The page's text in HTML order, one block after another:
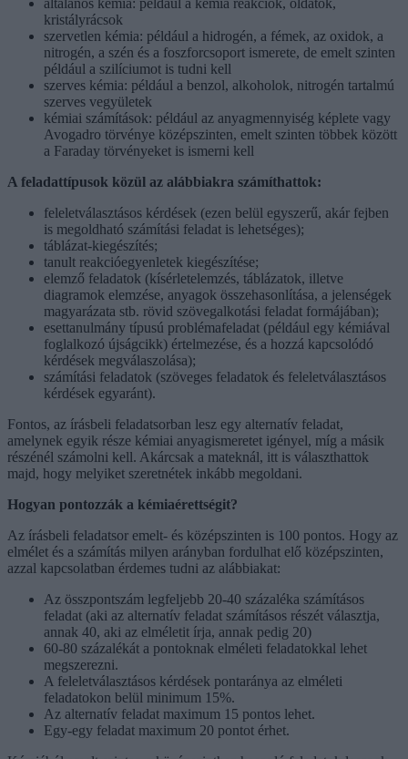
kristályrácsok
szervetlen kémia: például a hidrogén, a fémek, az oxidok, a
nitrogén, a szén és a foszforcsoport ismerete, de emelt szinten
például a szilíciumot is tudni kell
szerves kémia: például a benzol, alkoholok, nitrogén tartalmú
szerves vegyületek
kémiai számítások: például az anyagmennyiség képlete vagy
Avogadro törvénye középszinten, emelt szinten többek között
a Faraday törvényeket is ismerni kell
A feladattípusok közül az alábbiakra számíthattok:
feleletválasztásos kérdések (ezen belül egyszerű, akár fejben
is megoldható számítási feladat is lehetséges);
táblázat-kiegészítés;
tanult reakcióegyenletek kiegészítése;
elemző feladatok (kísérletelemzés, táblázatok, illetve
diagramok elemzése, anyagok összehasonlítása, a jelenségek
magyarázata stb. rövid szövegalkotási feladat formájában);
esettanulmány típusú problémafeladat (például egy kémiával
foglalkozó újságcikk) értelmezése, és a hozzá kapcsolódó
kérdések megválaszolása);
számítási feladatok (szöveges feladatok és feleletválasztásos
kérdések egyaránt).
Fontos, az írásbeli feladatsorban lesz egy alternatív feladat,
amelynek egyik része kémiai anyagismeretet igényel, míg a másik
részénél számolni kell. Akárcsak a mateknál, itt is választhattok
majd, hogy melyiket szeretnétek inkább megoldani.
Hogyan pontozzák a kémiaérettségit?
Az írásbeli feladatsor emelt- és középszinten is 100 pontos. Hogy az
elmélet és a számítás milyen arányban fordulhat elő középszinten,
azzal kapcsolatban érdemes tudni az alábbiakat:
Az összpontszám legfeljebb 20-40 százaléka számításos
feladat (aki az alternatív feladat számításos részét választja,
annak 40, aki az elméletit írja, annak pedig 20)
60-80 százalékát a pontoknak elméleti feladatokkal lehet
megszerezni.
A feleletválasztásos kérdések pontaránya az elméleti
feladatokon belül minimum 15%.
Az alternatív feladat maximum 15 pontos lehet.
Egy-egy feladat maximum 20 pontot érhet.